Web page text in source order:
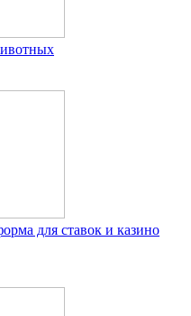
для ставок и казино